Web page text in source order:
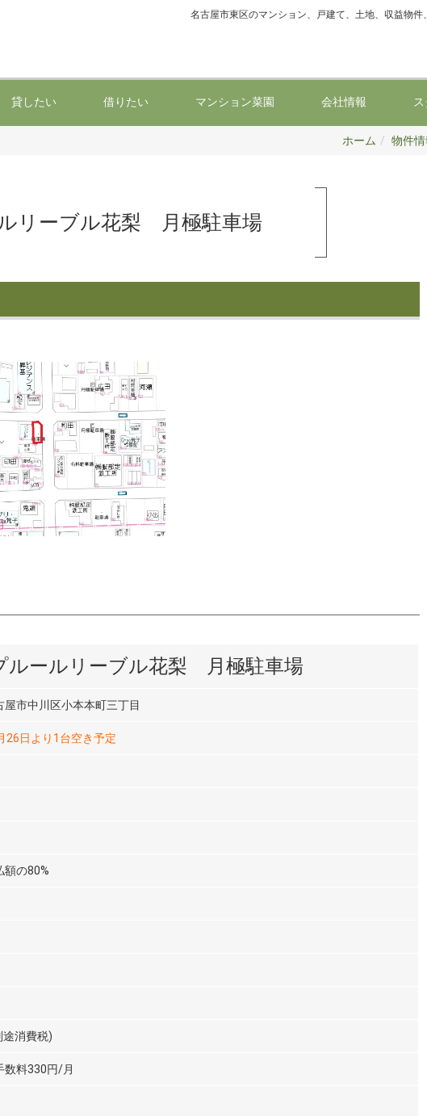
名古屋市東区のマンション、戸建て、土地、収益物
貸したい 借りたい マンション菜園 会社情報
ホーム 物件情
リーブル花梨 月極駐車場
ルールリーブル花梨 月極駐車場
屋市中川区小本本町三丁目
26日より1台空き予定
額の80%
消費税)
数料330円/月